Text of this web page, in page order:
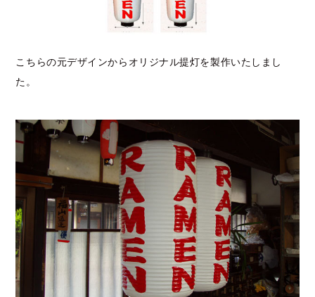
こちらの元デザインからオリジナル提灯を製作いたしまし
た。